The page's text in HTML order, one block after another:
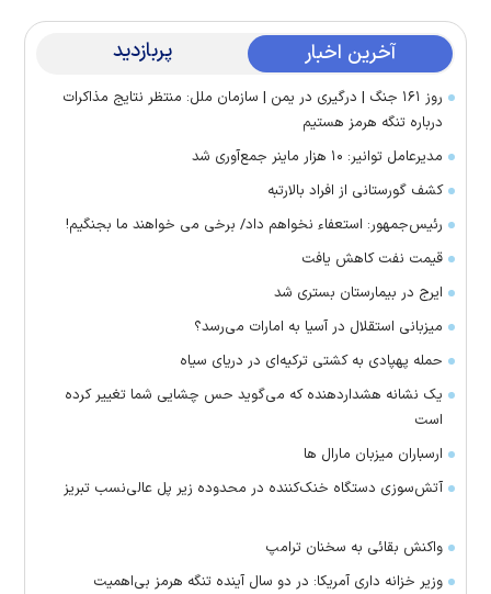
آخرین اخبار پربازدید
روز ۱۶۱ جنگ | درگیری در یمن | سازمان ملل: منتظر نتایج مذاکرات
درباره تنگه هرمز هستیم
مدیرعامل توانیر: ۱۰ هزار ماینر جمع‌آوری شد
کشف گورستانی از افراد بالارتبه
رئیس‌جمهور: استعفاء نخواهم داد/ برخی می خواهند ما بجنگیم!
قیمت نفت کاهش یافت
ایرج در بیمارستان بستری شد
میزبانی استقلال در آسیا به امارات می‌رسد؟
حمله پهپادی به کشتی ترکیه‌ای در دریای سیاه
یک نشانه هشداردهنده که می‌گوید حس چشایی شما تغییر کرده
است
ارسباران میزبان مارال ها
آتش‌سوزی دستگاه خنک‌کننده در محدوده زیر پل عالی‌نسب تبریز
واکنش بقائی به سخنان ترامپ
وزیر خزانه داری آمریکا: در دو سال آینده تنگه هرمز بی‌اهمیت